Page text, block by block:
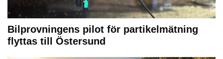
Bilprovningens pilot för partikelmätning
flyttas till Östersund